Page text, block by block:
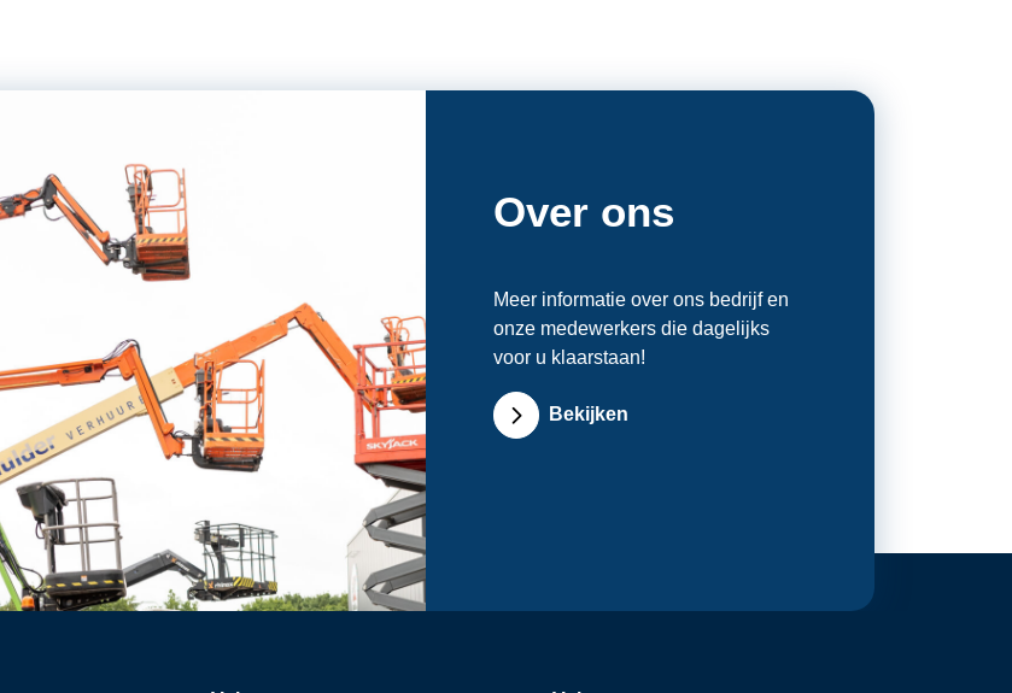
Over ons
Meer informatie over ons bedrijf en
onze medewerkers die dagelijks
voor u klaarstaan!
Bekijken